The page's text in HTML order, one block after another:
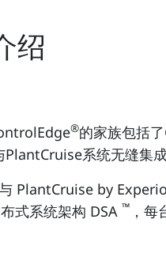
绍
®的家族包括
系统无缝集
PlantCruise by
式系统架构 DSA ™ ，